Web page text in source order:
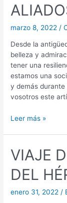
marzo 8, 2022 /
Desde la
belleza y
tener una
estamos una
y demás
vosotros este
Leer más »
VIAJE
DEL
enero 31, 2022 /